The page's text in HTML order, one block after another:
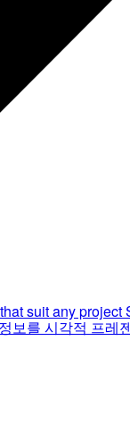
suit any project
보를 시각적 프레